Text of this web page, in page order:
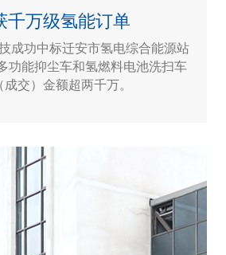
千万级氢能订单
成功中标迁安市氢电综合能源站
功能抑尘车和氢燃料电池洗扫车
交）金额超两千万。